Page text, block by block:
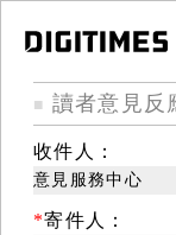
■ 讀者意見反
收件人：
意見服務中心
*寄件人：